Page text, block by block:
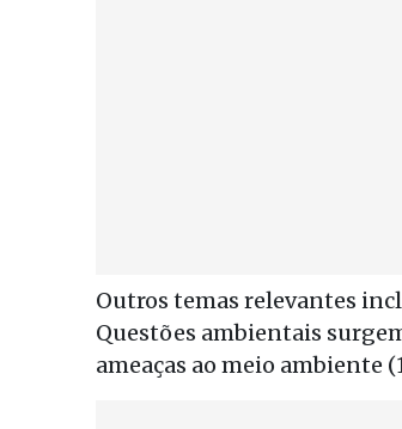
Outros temas relevantes
Questões ambientais
ameaças ao meio ambiente